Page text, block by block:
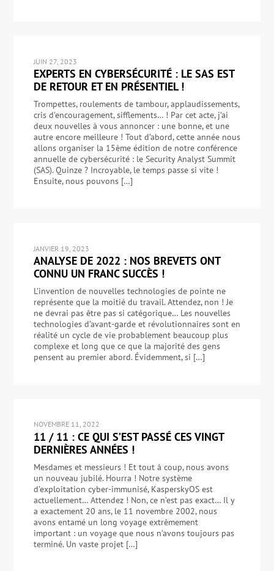
JUIN 27, 2023
EXPERTS EN CYBERSÉCURITÉ : LE SAS EST
DE RETOUR ET EN PRÉSENTIEL !
Trompettes, roulements de tambour, applaudissements,
cris d’encouragement, sifflements… ! Par cet acte, j’ai
deux nouvelles à vous annoncer : une bonne, et une
autre encore meilleure ! Tout d’abord, cette année nous
allons organiser la 15ème édition de notre conférence
annuelle de cybersécurité : le Security Analyst Summit
(SAS). Quinze ? Incroyable, le temps passe si vite !
Ensuite, nous pouvons […]
JANVIER 19, 2023
ANALYSE DE 2022 : NOS BREVETS ONT
CONNU UN FRANC SUCCÈS !
L’invention de nouvelles technologies de pointe ne
représente que la moitié du travail. Attendez, non ! Je
ne devrai pas être pas si catégorique… Les nouvelles
technologies d’avant-garde et révolutionnaires sont en
réalité un cycle de vie probablement beaucoup plus
complexe et long que ce que la majorité des gens
pensent au premier abord. Évidemment, si […]
NOVEMBRE 11, 2022
11 / 11 : CE QUI S’EST PASSÉ CES VINGT
DERNIÈRES ANNÉES !
Mesdames et messieurs ! Et tout à coup, nous avons
un nouveau jubilé. Hourra ! Notre système
d’exploitation cyber-immunisé, KasperskyOS est
actuellement… Attendez ! Non, ce n’est pas exact… Il y
a exactement 20 ans, le 11 novembre 2002, nous
avons entamé un long voyage extrêmement
important : un voyage que nous n’avons toujours pas
terminé. Un vaste projet […]